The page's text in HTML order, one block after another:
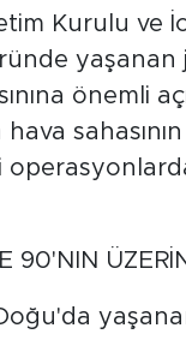
Kurulu ve
yaşanan
önemli
90'NIN